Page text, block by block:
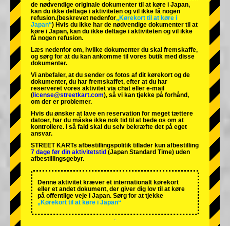
de nødvendige originale dokumenter til at køre i Japan,
kan du ikke deltage i aktiviteten og vil ikke få nogen
refusion.(beskrevet nedenfor„Kørekort til at køre i
Japan“) Hvis du ikke har de nødvendige dokumenter til at
køre i Japan, kan du ikke deltage i aktiviteten og vil ikke
få nogen refusion.
Læs nedenfor om, hvilke dokumenter du skal fremskaffe,
og sørg for at du kan ankomme til vores butik med disse
dokumenter.
Vi anbefaler, at du sender os fotos af dit kørekort og de
dokumenter, du har fremskaffet, efter at du har
reserveret vores aktivitet via chat eller e-mail
( license@streetkart.com), så vi kan tjekke på forhånd,
om der er problemer.
Hvis du ønsker at lave en reservation for meget tættere
datoer, har du måske ikke nok tid til at bede os om at
kontrollere. I så fald skal du selv bekræfte det på eget
ansvar.
STREET KARTs afbestillingspolitik tillader kun afbestilling
7 dage før din aktivitetstid (Japan Standard Time) uden
afbestillingsgebyr.
Denne aktivitet kræver et internationalt kørekort
eller et andet dokument, der giver dig lov til at køre
på offentlige veje i Japan. Sørg for at tjekke
„Kørekort til at køre i Japan“